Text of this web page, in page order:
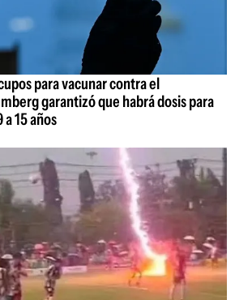
para vacunar contra el
garantizó que habrá dosis para
15 años